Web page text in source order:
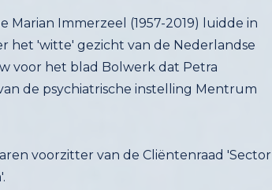
Immerzeel (1957-2019) luidde in
het 'witte' gezicht van de Nederlandse
voor het blad Bolwerk dat Petra
de psychiatrische instelling Mentrum
voorzitter van de Cliëntenraad 'Sector